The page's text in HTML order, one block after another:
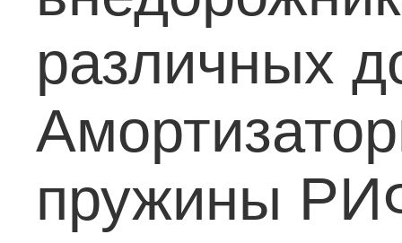
различных
пружины